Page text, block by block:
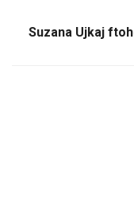
Suzana Ujkaj